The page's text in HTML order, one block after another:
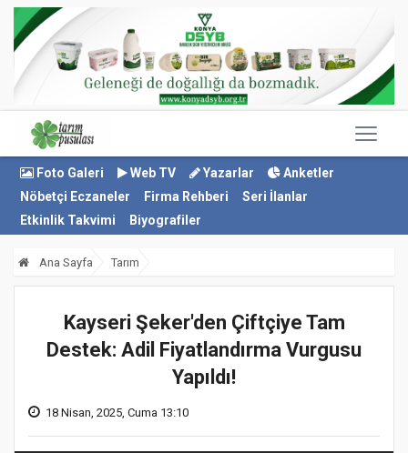
Foto Galeri Web TV Yazarlar
Anketler
Nöbetçi Eczaneler
Firma Rehberi
Seri İlanlar
Etkinlik Takvimi
Biyografiler
Ana Sayfa Tarım
Kayseri Şeker'den Çiftçiye Tam
Destek: Adil Fiyatlandırma Vurgusu
Yapıldı!
18 Nisan, 2025, Cuma 13:10